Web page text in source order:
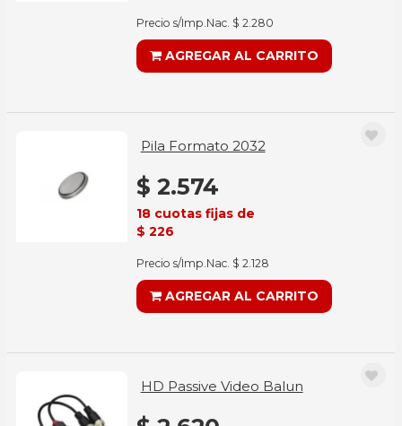
Precio s/Imp.Nac. $ 2.280
AGREGAR AL CARRITO
Pila Formato 2032
$ 2.574
18 cuotas fijas de
$ 226
Precio s/Imp.Nac. $ 2.128
AGREGAR AL CARRITO
HD Passive Video Balun